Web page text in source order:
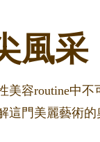
風
容routine中
門美麗藝術的